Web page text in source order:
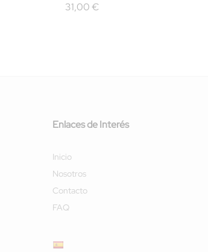
31,00€
Enlaces de Interés
Inicio
Nosotros
Contacto
FAQ